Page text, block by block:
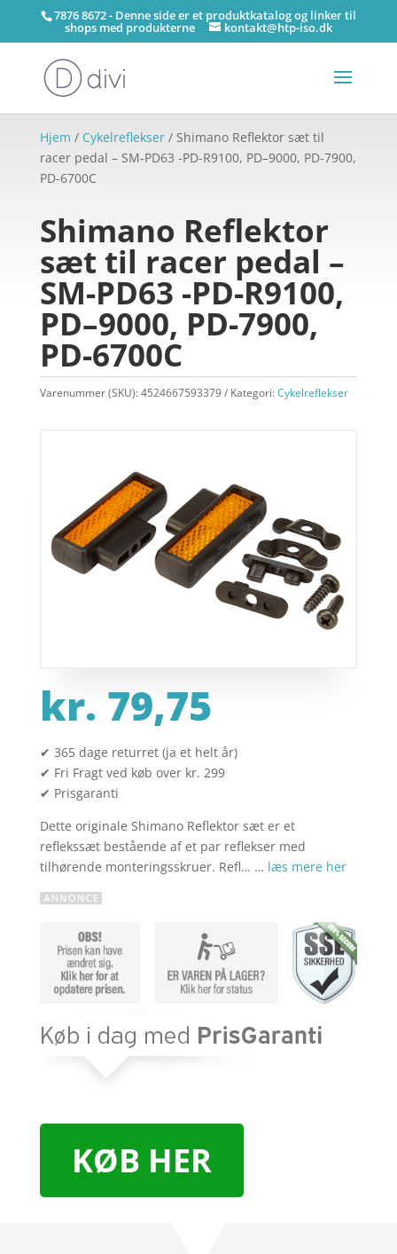
7876 8672 - Denne side er et produktkatalog og linker til
shops med produkterne kontakt@htp-iso.dk
Hjem / Cykelreflekser/ Shimano Reflektor sæt til
racer pedal – SM-PD63 -PD-R9100, PD–9000, PD-7900,
PD-6700C
Shimano Reflektor
sæt til racer pedal –
SM-PD63 -PD-R9100,
PD–9000, PD-7900,
PD-6700C
Varenummer (SKU):4524667593379 Kategori:Cykelreflekser
kr. 79,75
✔ 365 dage returret (ja et helt år)
✔ Fri Fragt ved køb over kr. 299
✔ Prisgaranti
Dette originale Shimano Reflektor sæt er et
reflekssæt bestående af et par reflekser med
tilhørende monteringsskruer. Refl… … læs mere her
KØB HER